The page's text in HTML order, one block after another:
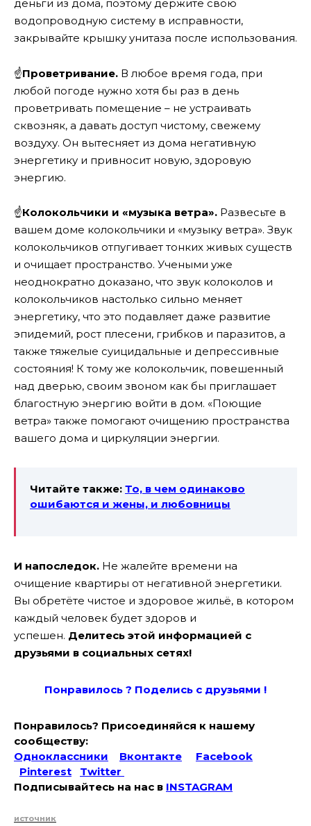
деньги из дома, поэтому держите свою
водопроводную систему в исправности,
закрывайте крышку унитаза после использования.
☝Проветривание. В любое время года, при
любой погоде нужно хотя бы раз в день
проветривать помещение – не устраивать
сквозняк, а давать доступ чистому, свежему
воздуху. Он вытесняет из дома негативную
энергетику и привносит новую, здоровую
энергию.
☝Колокольчики и «музыка ветра». Развесьте в
вашем доме колокольчики и «музыку ветра». Звук
колокольчиков отпугивает тонких живых существ
и очищает пространство. Учеными уже
неоднократно доказано, что звук колоколов и
колокольчиков настолько сильно меняет
энергетику, что это подавляет даже развитие
эпидемий, рост плесени, грибков и паразитов, а
также тяжелые суицидальные и депрессивные
состояния! К тому же колокольчик, повешенный
над дверью, своим звоном как бы приглашает
благостную энергию войти в дом. «Поющие
ветра» также помогают очищению пространства
вашего дома и циркуляции энергии.
Читайте также: То, в чем одинаково
ошибаются и жены, и любовницы
И напоследок. Не жалейте времени на
очищение квартиры от негативной энергетики.
Вы обретёте чистое и здоровое жильё, в котором
каждый человек будет здоров и
успешен. Делитесь этой информацией с
друзьями в социальных сетях!
Понравилось ? Поделись с друзьями !
Понравилось? Присоединяйся к нашему
сообществу:
Одноклассники
Вконтакте
Facebook
Pinterest
Twitter
Подписывайтесь на наc в INSTAGRAM
источник